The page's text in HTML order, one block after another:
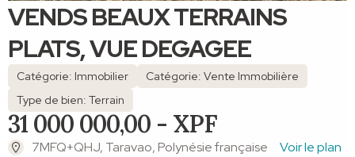
VENDS BEAUX TERRAINS
PLATS, VUE DEGAGEE
Catégorie: Immobilier
Catégorie: Vente Immobilière
Type de bien: Terrain
31 000 000,00 - XPF
7MFQ+QHJ, Taravao, Polynésie française
Voir le plan